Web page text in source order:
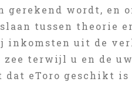
wordt, en
tussen theorie
inkomsten uit de
terwijl u en de
eToro geschikt is